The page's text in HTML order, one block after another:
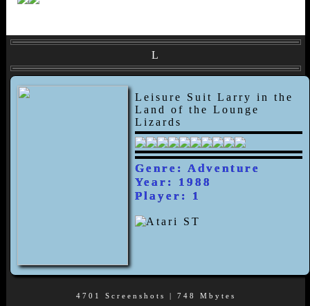
L
Leisure Suit Larry in the
Land of the Lounge
Lizards
Genre: Adventure
Year: 1988
Player: 1
4701 Screenshots | 748 Mbytes